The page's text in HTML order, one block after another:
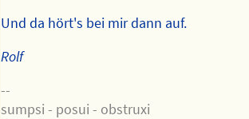
Und da hört's bei mir dann auf.
Rolf
--
sumpsi - posui - obstruxi